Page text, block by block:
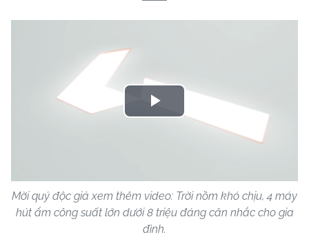
Play
Mời quý độc giả xem thêm video: Trời nồm khó chịu, 4 máy
hút ẩm công suất lớn dưới 8 triệu đáng cân nhắc cho gia
đình.